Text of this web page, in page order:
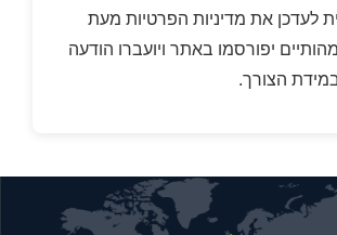
לעדכן את מדיניות הפרטיות מעת
יפורסמו באתר ויועברו הודעה
הצורך.